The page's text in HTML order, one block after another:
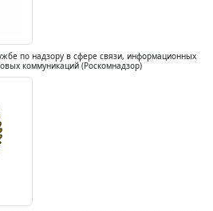
по надзору в сфере связи, информационных
коммуникаций (Роскомнадзор)